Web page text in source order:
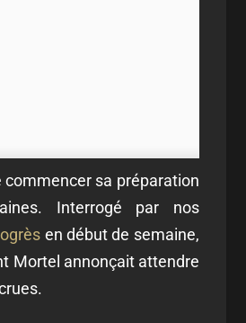
commencer sa préparation
Interrogé par nos
en début de semaine,
Mortel annonçait attendre